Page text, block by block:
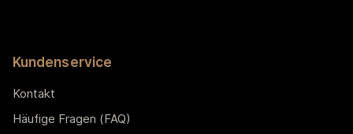
Kundenservice
Kontakt
Häufige Fragen (FAQ)